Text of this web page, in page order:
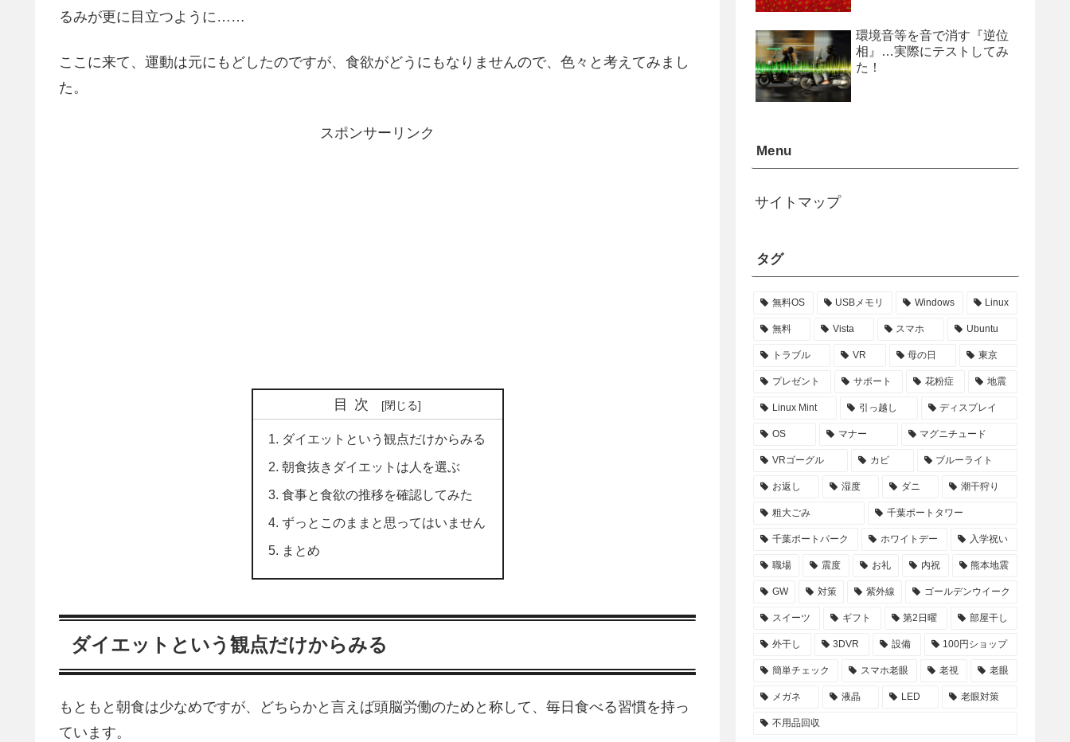
るみが更に目立つように……
ここに来て、運動は元にもどしたのですが、食欲がどうにもなりませんので、色々と考えてみまし
た。
スポンサーリンク
目次
ダイエットという観点だけからみる
朝食抜きダイエットは人を選ぶ
食事と食欲の推移を確認してみた
ずっとこのままと思ってはいません
まとめ
ダイエットという観点だけからみる
もともと朝食は少なめですが、どちらかと言えば頭脳労働のためと称して、毎日食べる習慣を持っ
ています。
環境音等を音で消す『逆位
相』…実際にテストしてみ
た！
Menu
サイトマップ
タグ
無料OS USBメモリ Windows Linux
無料 Vista スマホ Ubuntu
トラブル VR 母の日 東京
プレゼント サポート 花粉症 地震
Linux Mint 引っ越し ディスプレイ
OS マナー マグニチュード
VRゴーグル カビ ブルーライト
お返し 湿度 ダニ 潮干狩り
粗大ごみ 千葉ポートタワー
千葉ポートパーク ホワイトデー 入学祝い
職場 震度 お礼 内祝 熊本地震
GW 対策 紫外線 ゴールデンウイーク
スイーツ ギフト 第2日曜 部屋干し
外干し 3DVR 設備 100円ショップ
簡単チェック スマホ老眼 老視 老眼
メガネ 液晶 LED 老眼対策
不用品回収